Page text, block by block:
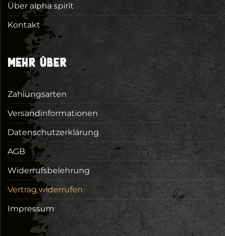
Über alpha spirit
Kontakt
MEHR ÜBER
Zahlungsarten
Versandinformationen
Datenschutzerklärung
AGB
Widerrufsbelehrung
Vertrag widerrufen
Impressum